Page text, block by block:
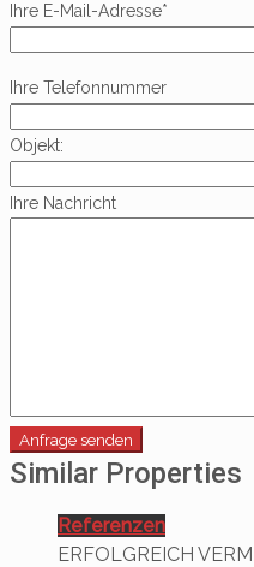
Ihre E-Mail-Adresse*
Ihre Telefonnummer
Objekt:
Ihre Nachricht
Similar Properties
Referenzen
ERFOLGREICH